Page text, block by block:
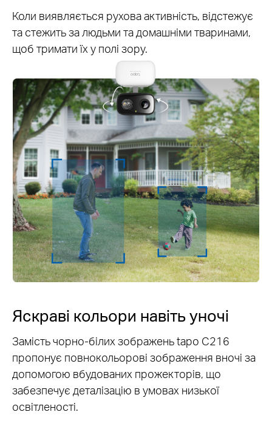
Коли виявляється рухова активність, відстежує
та стежить за людьми та домашніми тваринами,
щоб тримати їх у полі зору.
Яскраві кольори навіть уночі
Замість чорно-білих зображень tapo C216
пропонує повнокольорові зображення вночі за
допомогою вбудованих прожекторів, що
забезпечує деталізацію в умовах низької
освітленості.